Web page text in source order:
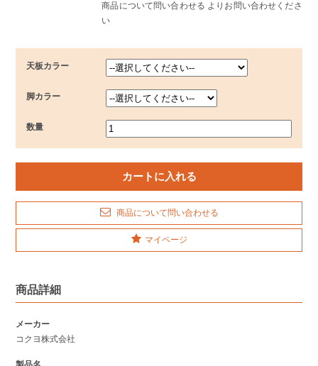
商品について問い合わせる よりお問い合わせくださ
い
天板カラー
脚カラー
数量
商品について問い合わせる
マイページ
商品詳細
メーカー
コクヨ株式会社